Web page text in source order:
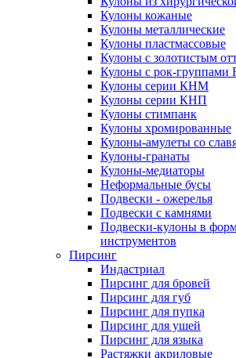
Кулоны кожаные
Кулоны металлические
Кулоны пластмассовые
Кулоны с золотистым
Кулоны с рок-группами
Кулоны серии КНМ
Кулоны серии КНП
Кулоны стимпанк
Кулоны хромированные
Кулоны-амулеты со
Кулоны-гранаты
Кулоны-медиаторы
Неформальные бусы
Подвески - ожерелья
Подвески с камнями
Подвески-кулоны в
инструментов
Пирсинг
Индастриал
Пирсинг для бровей
Пирсинг для губ
Пирсинг для пупка
Пирсинг для ушей
Пирсинг для языка
Растяжки акриловые